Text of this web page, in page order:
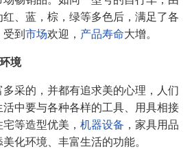
、蓝，棕，绿等多色后，满足了各
到 市场欢迎， 产品寿命大增。
境
的，并都有追求美的心理，人们
中要与各种各样的工具、用具相接
宅等造型优美， 机器设备 ，家具用品
化环境、丰富生活的功能。